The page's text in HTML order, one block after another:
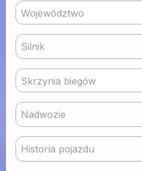
Województwo
Silnik
Skrzynia biegów
Nadwozie
Historia pojazdu